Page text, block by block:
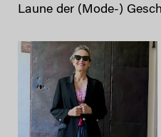
Laune der (Mode-)